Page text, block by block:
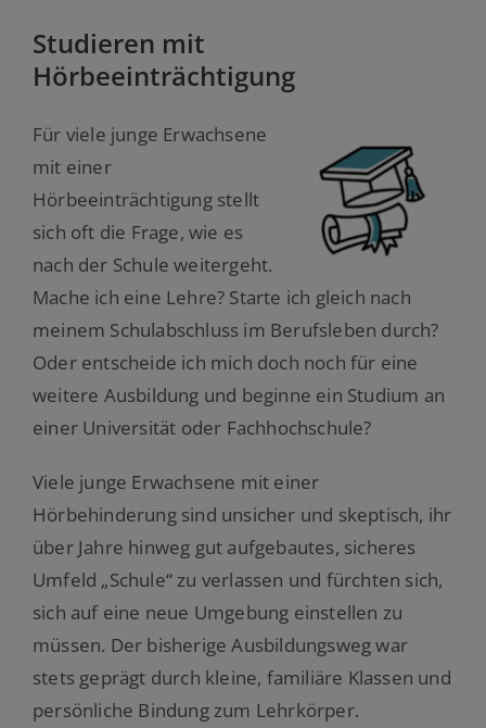
Studieren mit
Hörbeeinträchtigung
Für viele junge Erwachsene
mit einer
Hörbeeinträchtigung stellt
sich oft die Frage, wie es
nach der Schule weitergeht.
Mache ich eine Lehre? Starte ich gleich nach
meinem Schulabschluss im Berufsleben durch?
Oder entscheide ich mich doch noch für eine
weitere Ausbildung und beginne ein Studium an
einer Universität oder Fachhochschule?
Viele junge Erwachsene mit einer
Hörbehinderung sind unsicher und skeptisch, ihr
über Jahre hinweg gut aufgebautes, sicheres
Umfeld „Schule“ zu verlassen und fürchten sich,
sich auf eine neue Umgebung einstellen zu
müssen. Der bisherige Ausbildungsweg war
stets geprägt durch kleine, familiäre Klassen und
persönliche Bindung zum Lehrkörper.